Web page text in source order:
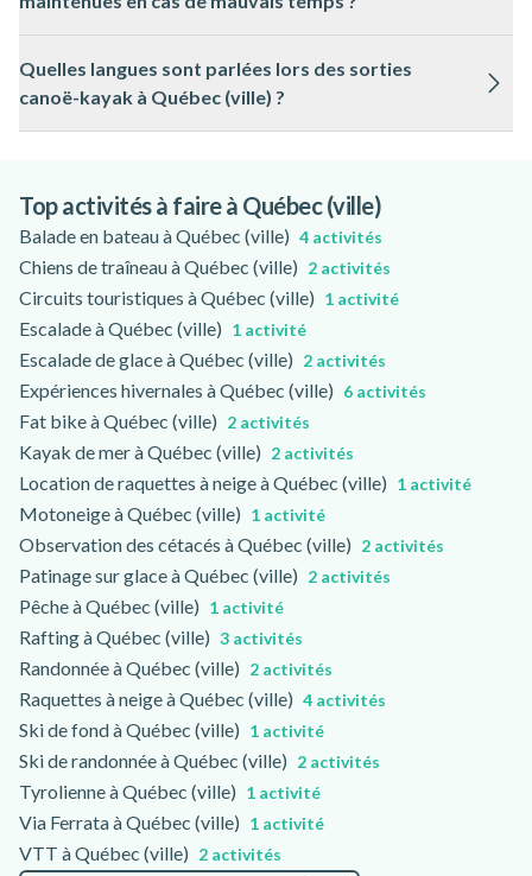
la navigation en eau vive ou calme. Le port du gilet de
sauvetage est obligatoire et les consignes de sécurité sont
expliquées avant chaque départ.
modifiées ou reportées en cas de conditions
météorologiques défavorables, comme de forts vents ou des
orages. Les décisions sont prises pour garantir la sécurité des
l’activité pour les modalités précises.
Quelles langues sont parlées lors des sorties
canoë-kayak à Québec (ville) ?
besoins linguistiques, il est possible de vérifier les options
disponibles sur la page de l’activité.
Top activités à faire à Québec (ville)
Balade en bateau à Québec (ville) 4 activités
Chiens de traîneau à Québec (ville) 2 activités
Circuits touristiques à Québec (ville) 1 activité
Escalade à Québec (ville) 1 activité
Escalade de glace à Québec (ville) 2 activités
Expériences hivernales à Québec (ville) 6 activités
Fat bike à Québec (ville) 2 activités
Kayak de mer à Québec (ville) 2 activités
Location de raquettes à neige à Québec (ville) 1 activité
Motoneige à Québec (ville) 1 activité
Observation des cétacés à Québec (ville) 2 activités
Patinage sur glace à Québec (ville) 2 activités
Pêche à Québec (ville) 1 activité
Rafting à Québec (ville) 3 activités
Randonnée à Québec (ville) 2 activités
Raquettes à neige à Québec (ville) 4 activités
Ski de fond à Québec (ville) 1 activité
Ski de randonnée à Québec (ville) 2 activités
Tyrolienne à Québec (ville) 1 activité
Via Ferrata à Québec (ville) 1 activité
VTT à Québec (ville) 2 activités